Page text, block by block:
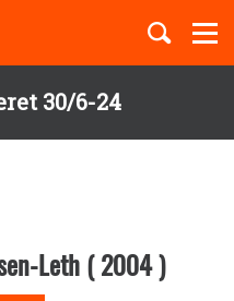
30/6-24
Børnebøger
Temaer
Leth(2004)